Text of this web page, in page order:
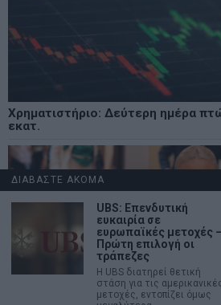
Χρηματιστήριο: Δεύτερη ημέρα
εκατ.
ΔΙΑΒΑΣΤΕ ΑΚΟΜΑ
UBS: Επενδυτική
ευκαιρία σε
ευρωπαϊκές μετοχές –
Πρώτη επιλογή οι
τράπεζες
Η UBS διατηρεί θετική
στάση για τις
μετοχές, εντοπίζει όμως